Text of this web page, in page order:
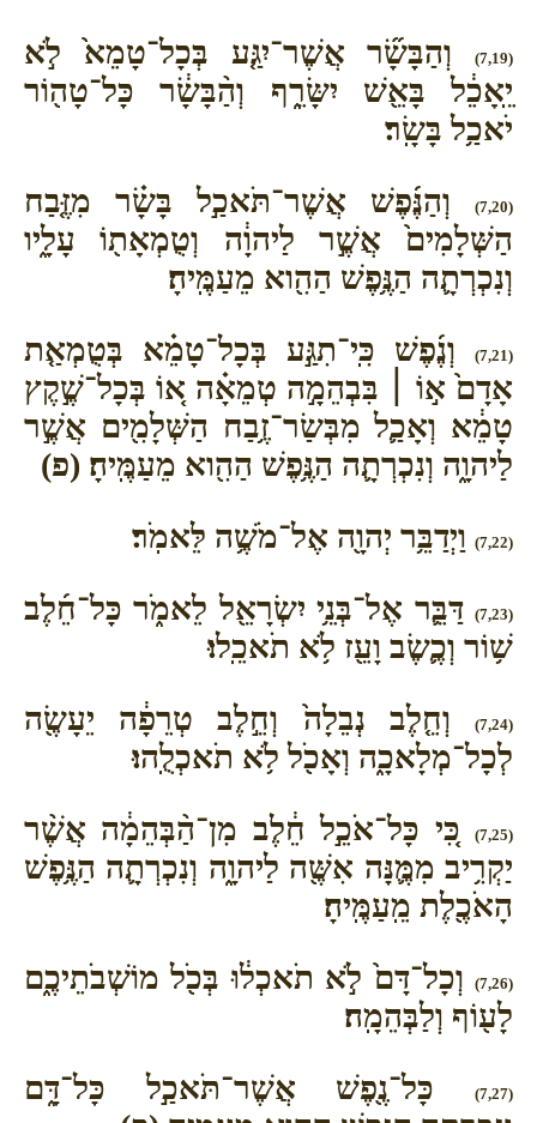
(7,19)
וְהַבָּשָׂ֞ר אֲשֶׁר־יִגַּ֤ע בְּכָל־טָמֵא֙ לֹ֣א
יֵֽאָכֵ֔ל בָּאֵ֖שׁ יִשָּׂרֵ֑ף וְהַ֨בָּשָׂ֔ר כָּל־טָה֖וֹר
יֹאכַ֥ל בָּשָֽׂר׃
(7,20)
וְהַנֶּ֜פֶשׁ אֲשֶׁר־תֹּאכַ֣ל בָּשָׂ֗ר מִזֶּ֤בַח
הַשְּׁלָמִים֙ אֲשֶׁ֣ר לַיהוָ֔ה וְטֻמְאָת֖וֹ עָלָ֑יו
וְנִכְרְתָ֛ה הַנֶּ֥פֶשׁ הַהִ֖וא מֵעַמֶּֽיהָ׃
(7,21)
וְנֶ֜פֶשׁ כִּֽי־תִגַּ֣ע בְּכָל־טָמֵ֗א בְּטֻמְאַ֤ת
אָדָם֙ א֣וֹ ׀ בִּבְהֵמָ֣ה טְמֵאָ֗ה א֚וֹ בְּכָל־שֶׁ֣קֶץ
טָמֵ֔א וְאָכַ֛ל מִבְּשַׂר־זֶ֥בַח הַשְּׁלָמִ֖ים אֲשֶׁ֣ר
לַיהוָ֑ה וְנִכְרְתָ֛ה הַנֶּ֥פֶשׁ הַהִ֖וא מֵעַמֶּֽיהָ׃ (פ)
(7,22) וַיְדַבֵּ֥ר יְהוָ֖ה אֶל־מֹשֶׁ֥ה לֵּאמֹֽר׃
(7,23)
דַּבֵּ֛ר אֶל־בְּנֵ֥י יִשְׂרָאֵ֖ל לֵאמֹ֑ר כָּל־חֵ֜לֶב
שׁ֥וֹר וְכֶ֛שֶׂב וָעֵ֖ז לֹ֥א תֹאכֵֽלוּ׃
(7,24)
וְחֵ֤לֶב נְבֵלָה֙ וְחֵ֣לֶב טְרֵפָ֔ה יֵעָשֶׂ֖ה
לְכָל־מְלָאכָ֑ה וְאָכֹ֖ל לֹ֥א תֹאכְלֻֽהוּ׃
(7,25)
כִּ֚י כָּל־אֹכֵ֣ל חֵ֔לֶב מִן־הַ֨בְּהֵמָ֔ה אֲשֶׁ֨ר
יַקְרִ֥יב מִמֶּ֛נָּה אִשֶּׁ֖ה לַיהוָ֑ה וְנִכְרְתָ֛ה הַנֶּ֥פֶשׁ
הָאֹכֶ֖לֶת מֵֽעַמֶּֽיהָ׃
(7,26)
וְכָל־דָּם֙ לֹ֣א תֹאכְל֔וּ בְּכֹ֖ל מוֹשְׁבֹתֵיכֶ֑ם
לָע֖וֹף וְלַבְּהֵמָֽה׃
(7,27)
כָּל־נֶ֖פֶשׁ אֲשֶׁר־תֹּאכַ֣ל כָּל־דָּ֑ם